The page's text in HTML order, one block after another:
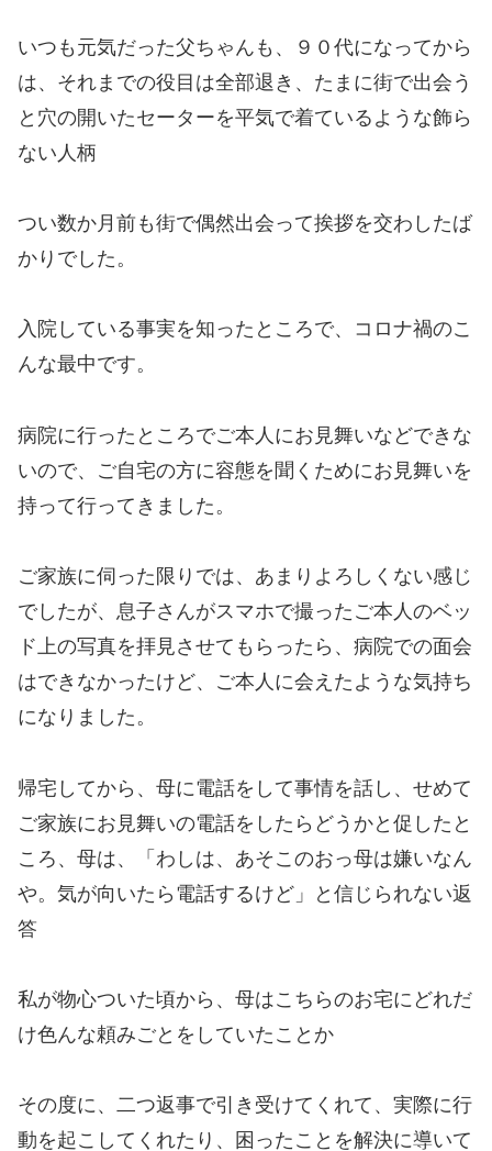
いつも元気だった父ちゃんも、９０代になってから
は、それまでの役目は全部退き、たまに街で出会う
と穴の開いたセーターを平気で着ているような飾ら
ない人柄
つい数か月前も街で偶然出会って挨拶を交わしたば
かりでした。
入院している事実を知ったところで、コロナ禍のこ
んな最中です。
病院に行ったところでご本人にお見舞いなどできな
いので、ご自宅の方に容態を聞くためにお見舞いを
持って行ってきました。
ご家族に伺った限りでは、あまりよろしくない感じ
でしたが、息子さんがスマホで撮ったご本人のベッ
ド上の写真を拝見させてもらったら、病院での面会
はできなかったけど、ご本人に会えたような気持ち
になりました。
帰宅してから、母に電話をして事情を話し、せめて
ご家族にお見舞いの電話をしたらどうかと促したと
ころ、母は、「わしは、あそこのおっ母は嫌いなん
や。気が向いたら電話するけど」と信じられない返
答
私が物心ついた頃から、母はこちらのお宅にどれだ
け色んな頼みごとをしていたことか
その度に、二つ返事で引き受けてくれて、実際に行
動を起こしてくれたり、困ったことを解決に導いて